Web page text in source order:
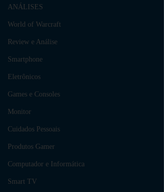
ANÁLISES
World of Warcraft
Review e Análise
Smartphone
Eletrônicos
Games e Consoles
Monitor
Cuidados Pessoais
Produtos Gamer
Computador e Informática
Smart TV